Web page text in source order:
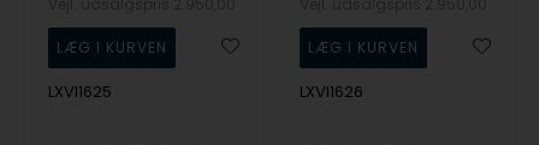
LXVI1625 LXVI1626